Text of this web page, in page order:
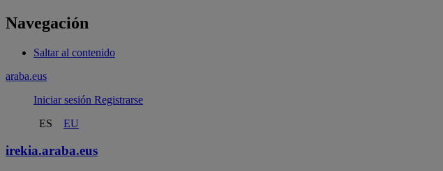
Navegación
Saltar al contenido
araba.eus
Iniciar sesión Registrarse
ES
EU
irekia.araba.eus